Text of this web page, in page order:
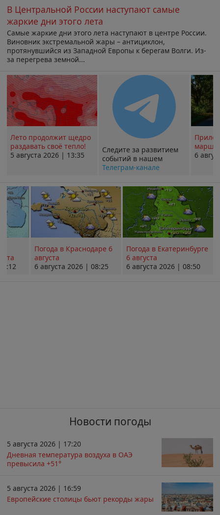
В Центральной России наступают самые
жаркие дни этого лета
Самые жаркие дни этого лета наступают в центре России.
Виновник экстремальной жары – антициклон,
протянувшийся из Западной Европы к берегам Волги. Из-
за перегрева земной...
Лето продолжит щедро
раздавать своё тепло!
5 августа 2026 | 13:35
Следите за развитием
событий в нашем
Телеграм-канале
6
Погода в Краснодаре 6
августа
6 августа 2026 | 08:25
Погода в Екатеринбурге
6 августа
6 августа 2026 | 08:50
Новости погоды
5 августа 2026 | 17:20
Дневная температура воздуха в ОАЭ
превысила +51°
5 августа 2026 | 16:59
Европейские столицы бьют рекорды жары